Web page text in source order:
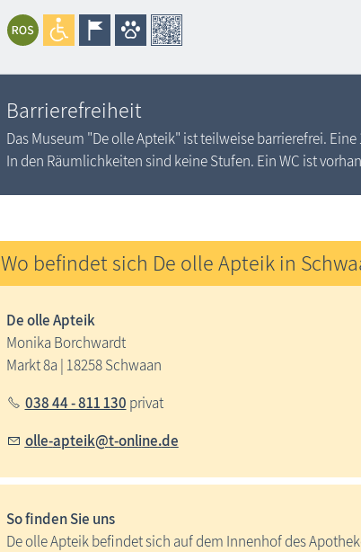
Barrierefreiheit
Das Museum "De olle Apteik" ist teilweise barrierefrei.
In den Räumlichkeiten sind keine Stufen. Ein WC ist
Wo befindet sich De olle Apteik in
De olle Apteik
Monika Borchwardt
Markt 8a | 18258 Schwaan
038 44 - 811 130 privat
ll - pt k t- nl n d
So finden Sie uns
De olle Apteik befindet sich auf dem Innenhof des